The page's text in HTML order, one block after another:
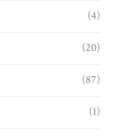
(4)
(20)
(87)
(1)